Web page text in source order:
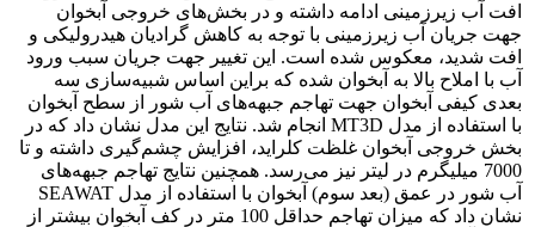
افت آب زیرزمینی ادامه داشته و در بخش‌های خروجی آبخوان
جهت جریان آب زیرزمینی با توجه به کاهش گرادیان هیدرولیکی و
افت شدید، معکوس شده است. این تغییر جهت جریان سبب ورود
آب با املاح بالا به آبخوان شده که براین اساس شبیه‌سازی سه
بعدی کیفی آبخوان جهت تهاجم جبهه‌های آب شور از سطح آبخوان
با استفاده از مدل MT3D انجام شد. نتایج این مدل نشان داد که در
بخش خروجی آبخوان غلظت کلراید، افزایش چشم‌گیری داشته و تا
7000 میلیگرم در لیتر نیز می‌رسد. همچنین نتایج تهاجم جبهه‌های
آب شور در عمق (بعد سوم) آبخوان با استفاده از مدل SEAWAT
نشان داد که میزان تهاجم حداقل 100 متر در کف آبخوان بیشتر از